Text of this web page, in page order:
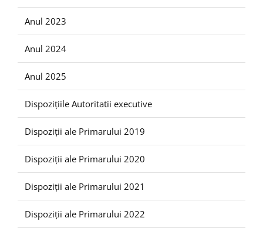
Anul 2023
Anul 2024
Anul 2025
Dispozițiile Autoritatii executive
Dispoziții ale Primarului 2019
Dispoziții ale Primarului 2020
Dispoziții ale Primarului 2021
Dispoziții ale Primarului 2022